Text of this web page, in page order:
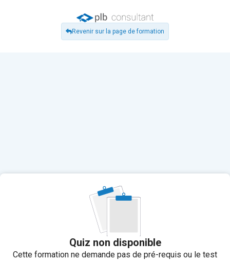
Revenir sur la page de formation
Quiz non disponible
Cette formation ne demande pas de pré-requis ou le test